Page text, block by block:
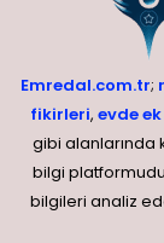
Emredal.com.tr;
fikirleri, evde
gibi alanlarında
bilgi
bilgileri analiz